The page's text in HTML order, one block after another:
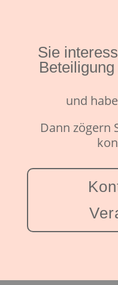
Sie
und
Dann zögern